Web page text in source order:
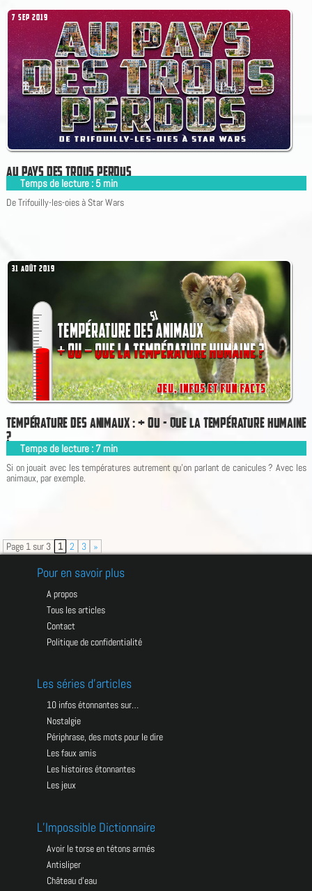
AUPAYSDESTROUSPERDUS
7 SEP 2019
Temps de lecture : 5 min
De Trifouilly-les-oies à Star Wars
TEMPÉRATUREDESANIMAUX:+OU - QUELATEMPÉRATUREHUMAINE
?
31 AOÛT 2019
Temps de lecture : 7 min
Si on jouait avec les températures autrement qu'on parlant de canicules ? Avec les
animaux, par exemple.
Page 1 sur 3 1 2 3 »
Pour en savoir plus
A propos
Tous les articles
Contact
Politique de confidentialité
Les séries d’articles
10 infos étonnantes sur…
Nostalgie
Périphrase, des mots pour le dire
Les faux amis
Les histoires étonnantes
Les jeux
L’Impossible Dictionnaire
avoir le torse en tétons armés
antisliper
château d’eau
Pour toujours recevoir votre petite dose de BID